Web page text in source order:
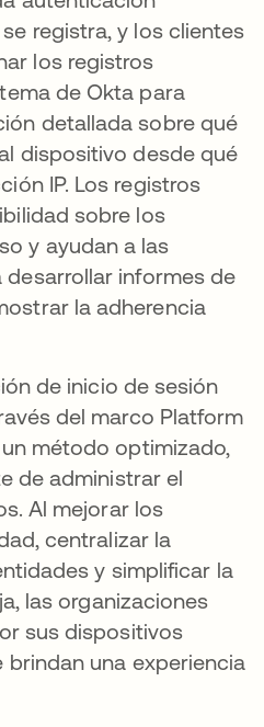
registra, y los clientes
los registros
de Okta para
detallada sobre qué
dispositivo desde qué
IP. Los registros
sobre los
y ayudan a las
desarrollar informes de
la adherencia
de inicio de sesión
del marco Platform
método optimizado,
de administrar el
Al mejorar los
centralizar la
y simplificar la
las organizaciones
sus dispositivos
brindan una experiencia